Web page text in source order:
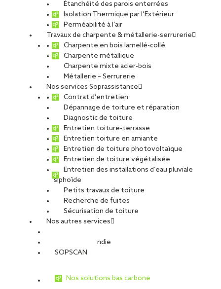
Étanchéité des parois enterrées
Isolation Thermique par l’Extérieur
Perméabilité à l’air
Travaux de charpente & métallerie-serrurerie
Charpente en bois lamellé-collé
Charpente métallique
Charpente mixte acier-bois
Métallerie – Serrurerie
Nos services Soprassistance
Contrat d’entretien
Dépannage de toiture et réparation
Diagnostic de toiture
Entretien toiture-terrasse
Entretien toiture en amiante
Entretien de toiture photovoltaïque
Entretien de toiture végétalisée
Entretien des installations d’eau pluviale
siphoïde
Petits travaux de toiture
Recherche de fuites
Sécurisation de toiture
Nos autres services
Sécurité Incendie
SOPSCAN
Nos solutions bas carbone